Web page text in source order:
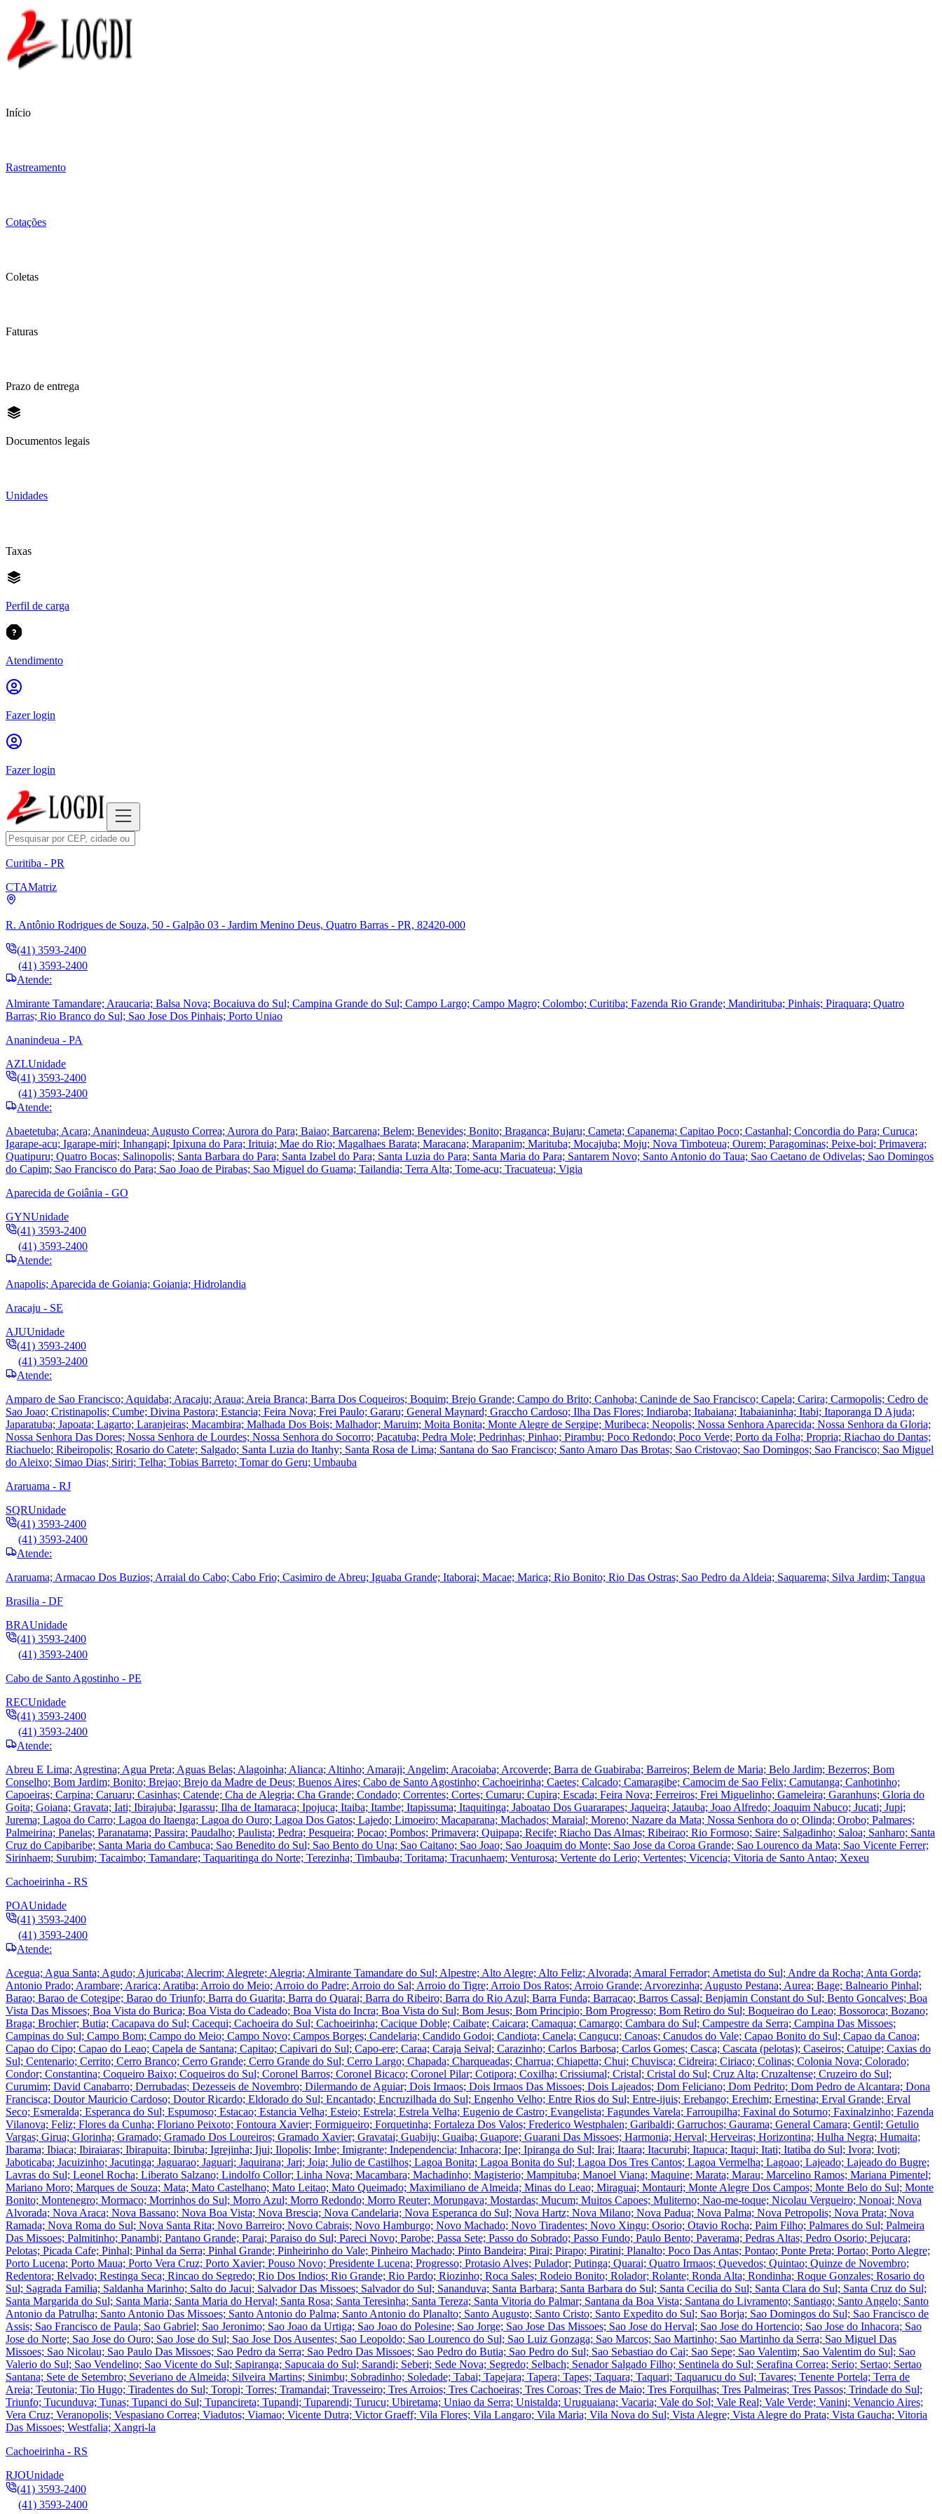
Início
Rastreamento
Cotações
Coletas
Faturas
Prazo de entrega
Documentos legais
Unidades
Taxas
Perfil de carga
Atendimento
Fazer login
Fazer login
Curitiba - PR
CTAMatriz
R. Antônio Rodrigues de Souza, 50 - Galpão 03 - Jardim Menino Deus, Quatro Barras - PR, 82420-000
(41) 3593-2400
(41) 3593-2400
Atende:
Almirante Tamandare; Araucaria; Balsa Nova; Bocaiuva do Sul; Campina Grande do Sul; Campo Largo; Campo Magro; Colombo; Curitiba; Fazenda Rio Grande; Mandirituba; Pinhais; Piraquara; Quatro
Barras; Rio Branco do Sul; Sao Jose Dos Pinhais; Porto Uniao
Ananindeua - PA
AZLUnidade
(41) 3593-2400
(41) 3593-2400
Atende:
Abaetetuba; Acara; Ananindeua; Augusto Correa; Aurora do Para; Baiao; Barcarena; Belem; Benevides; Bonito; Braganca; Bujaru; Cameta; Capanema; Capitao Poco; Castanhal; Concordia do Para; Curuca;
Igarape-acu; Igarape-miri; Inhangapi; Ipixuna do Para; Irituia; Mae do Rio; Magalhaes Barata; Maracana; Marapanim; Marituba; Mocajuba; Moju; Nova Timboteua; Ourem; Paragominas; Peixe-boi; Primavera;
Quatipuru; Quatro Bocas; Salinopolis; Santa Barbara do Para; Santa Izabel do Para; Santa Luzia do Para; Santa Maria do Para; Santarem Novo; Santo Antonio do Taua; Sao Caetano de Odivelas; Sao Domingos
do Capim; Sao Francisco do Para; Sao Joao de Pirabas; Sao Miguel do Guama; Tailandia; Terra Alta; Tome-acu; Tracuateua; Vigia
Aparecida de Goiânia - GO
GYNUnidade
(41) 3593-2400
(41) 3593-2400
Atende:
Anapolis; Aparecida de Goiania; Goiania; Hidrolandia
Aracaju - SE
AJUUnidade
(41) 3593-2400
(41) 3593-2400
Atende:
Amparo de Sao Francisco; Aquidaba; Aracaju; Araua; Areia Branca; Barra Dos Coqueiros; Boquim; Brejo Grande; Campo do Brito; Canhoba; Caninde de Sao Francisco; Capela; Carira; Carmopolis; Cedro de
Sao Joao; Cristinapolis; Cumbe; Divina Pastora; Estancia; Feira Nova; Frei Paulo; Gararu; General Maynard; Graccho Cardoso; Ilha Das Flores; Indiaroba; Itabaiana; Itabaianinha; Itabi; Itaporanga D Ajuda;
Japaratuba; Japoata; Lagarto; Laranjeiras; Macambira; Malhada Dos Bois; Malhador; Maruim; Moita Bonita; Monte Alegre de Sergipe; Muribeca; Neopolis; Nossa Senhora Aparecida; Nossa Senhora da Gloria;
Nossa Senhora Das Dores; Nossa Senhora de Lourdes; Nossa Senhora do Socorro; Pacatuba; Pedra Mole; Pedrinhas; Pinhao; Pirambu; Poco Redondo; Poco Verde; Porto da Folha; Propria; Riachao do Dantas;
Riachuelo; Ribeiropolis; Rosario do Catete; Salgado; Santa Luzia do Itanhy; Santa Rosa de Lima; Santana do Sao Francisco; Santo Amaro Das Brotas; Sao Cristovao; Sao Domingos; Sao Francisco; Sao Miguel
do Aleixo; Simao Dias; Siriri; Telha; Tobias Barreto; Tomar do Geru; Umbauba
Araruama - RJ
SQRUnidade
(41) 3593-2400
(41) 3593-2400
Atende:
Araruama; Armacao Dos Buzios; Arraial do Cabo; Cabo Frio; Casimiro de Abreu; Iguaba Grande; Itaborai; Macae; Marica; Rio Bonito; Rio Das Ostras; Sao Pedro da Aldeia; Saquarema; Silva Jardim; Tangua
Brasilia - DF
BRAUnidade
(41) 3593-2400
(41) 3593-2400
Cabo de Santo Agostinho - PE
RECUnidade
(41) 3593-2400
(41) 3593-2400
Atende:
Abreu E Lima; Agrestina; Agua Preta; Aguas Belas; Alagoinha; Alianca; Altinho; Amaraji; Angelim; Aracoiaba; Arcoverde; Barra de Guabiraba; Barreiros; Belem de Maria; Belo Jardim; Bezerros; Bom
Conselho; Bom Jardim; Bonito; Brejao; Brejo da Madre de Deus; Buenos Aires; Cabo de Santo Agostinho; Cachoeirinha; Caetes; Calcado; Camaragibe; Camocim de Sao Felix; Camutanga; Canhotinho;
Capoeiras; Carpina; Caruaru; Casinhas; Catende; Cha de Alegria; Cha Grande; Condado; Correntes; Cortes; Cumaru; Cupira; Escada; Feira Nova; Ferreiros; Frei Miguelinho; Gameleira; Garanhuns; Gloria do
Goita; Goiana; Gravata; Iati; Ibirajuba; Igarassu; Ilha de Itamaraca; Ipojuca; Itaiba; Itambe; Itapissuma; Itaquitinga; Jaboatao Dos Guararapes; Jaqueira; Jatauba; Joao Alfredo; Joaquim Nabuco; Jucati; Jupi;
Jurema; Lagoa do Carro; Lagoa do Itaenga; Lagoa do Ouro; Lagoa Dos Gatos; Lajedo; Limoeiro; Macaparana; Machados; Maraial; Moreno; Nazare da Mata; Nossa Senhora do o; Olinda; Orobo; Palmares;
Palmeirina; Panelas; Paranatama; Passira; Paudalho; Paulista; Pedra; Pesqueira; Pocao; Pombos; Primavera; Quipapa; Recife; Riacho Das Almas; Ribeirao; Rio Formoso; Saire; Salgadinho; Saloa; Sanharo; Santa
Cruz do Capibaribe; Santa Maria do Cambuca; Sao Benedito do Sul; Sao Bento do Una; Sao Caitano; Sao Joao; Sao Joaquim do Monte; Sao Jose da Coroa Grande; Sao Lourenco da Mata; Sao Vicente Ferrer;
Sirinhaem; Surubim; Tacaimbo; Tamandare; Taquaritinga do Norte; Terezinha; Timbauba; Toritama; Tracunhaem; Venturosa; Vertente do Lerio; Vertentes; Vicencia; Vitoria de Santo Antao; Xexeu
Cachoeirinha - RS
POAUnidade
(41) 3593-2400
(41) 3593-2400
Atende:
Acegua; Agua Santa; Agudo; Ajuricaba; Alecrim; Alegrete; Alegria; Almirante Tamandare do Sul; Alpestre; Alto Alegre; Alto Feliz; Alvorada; Amaral Ferrador; Ametista do Sul; Andre da Rocha; Anta Gorda;
Antonio Prado; Arambare; Ararica; Aratiba; Arroio do Meio; Arroio do Padre; Arroio do Sal; Arroio do Tigre; Arroio Dos Ratos; Arroio Grande; Arvorezinha; Augusto Pestana; Aurea; Bage; Balneario Pinhal;
Barao; Barao de Cotegipe; Barao do Triunfo; Barra do Guarita; Barra do Quarai; Barra do Ribeiro; Barra do Rio Azul; Barra Funda; Barracao; Barros Cassal; Benjamin Constant do Sul; Bento Goncalves; Boa
Vista Das Missoes; Boa Vista do Burica; Boa Vista do Cadeado; Boa Vista do Incra; Boa Vista do Sul; Bom Jesus; Bom Principio; Bom Progresso; Bom Retiro do Sul; Boqueirao do Leao; Bossoroca; Bozano;
Braga; Brochier; Butia; Cacapava do Sul; Cacequi; Cachoeira do Sul; Cachoeirinha; Cacique Doble; Caibate; Caicara; Camaqua; Camargo; Cambara do Sul; Campestre da Serra; Campina Das Missoes;
Campinas do Sul; Campo Bom; Campo do Meio; Campo Novo; Campos Borges; Candelaria; Candido Godoi; Candiota; Canela; Cangucu; Canoas; Canudos do Vale; Capao Bonito do Sul; Capao da Canoa;
Capao do Cipo; Capao do Leao; Capela de Santana; Capitao; Capivari do Sul; Capo-ere; Caraa; Caraja Seival; Carazinho; Carlos Barbosa; Carlos Gomes; Casca; Cascata (pelotas); Caseiros; Catuipe; Caxias do
Sul; Centenario; Cerrito; Cerro Branco; Cerro Grande; Cerro Grande do Sul; Cerro Largo; Chapada; Charqueadas; Charrua; Chiapetta; Chui; Chuvisca; Cidreira; Ciriaco; Colinas; Colonia Nova; Colorado;
Condor; Constantina; Coqueiro Baixo; Coqueiros do Sul; Coronel Barros; Coronel Bicaco; Coronel Pilar; Cotipora; Coxilha; Crissiumal; Cristal; Cristal do Sul; Cruz Alta; Cruzaltense; Cruzeiro do Sul;
Curumim; David Canabarro; Derrubadas; Dezesseis de Novembro; Dilermando de Aguiar; Dois Irmaos; Dois Irmaos Das Missoes; Dois Lajeados; Dom Feliciano; Dom Pedrito; Dom Pedro de Alcantara; Dona
Francisca; Doutor Mauricio Cardoso; Doutor Ricardo; Eldorado do Sul; Encantado; Encruzilhada do Sul; Engenho Velho; Entre Rios do Sul; Entre-ijuis; Erebango; Erechim; Ernestina; Erval Grande; Erval
Seco; Esmeralda; Esperanca do Sul; Espumoso; Estacao; Estancia Velha; Esteio; Estrela; Estrela Velha; Eugenio de Castro; Evangelista; Fagundes Varela; Farroupilha; Faxinal do Soturno; Faxinalzinho; Fazenda
Vilanova; Feliz; Flores da Cunha; Floriano Peixoto; Fontoura Xavier; Formigueiro; Forquetinha; Fortaleza Dos Valos; Frederico Westphalen; Garibaldi; Garruchos; Gaurama; General Camara; Gentil; Getulio
Vargas; Girua; Glorinha; Gramado; Gramado Dos Loureiros; Gramado Xavier; Gravatai; Guabiju; Guaiba; Guapore; Guarani Das Missoes; Harmonia; Herval; Herveiras; Horizontina; Hulha Negra; Humaita;
Ibarama; Ibiaca; Ibiraiaras; Ibirapuita; Ibiruba; Igrejinha; Ijui; Ilopolis; Imbe; Imigrante; Independencia; Inhacora; Ipe; Ipiranga do Sul; Irai; Itaara; Itacurubi; Itapuca; Itaqui; Itati; Itatiba do Sul; Ivora; Ivoti;
Jaboticaba; Jacuizinho; Jacutinga; Jaguarao; Jaguari; Jaquirana; Jari; Joia; Julio de Castilhos; Lagoa Bonita; Lagoa Bonita do Sul; Lagoa Dos Tres Cantos; Lagoa Vermelha; Lagoao; Lajeado; Lajeado do Bugre;
Lavras do Sul; Leonel Rocha; Liberato Salzano; Lindolfo Collor; Linha Nova; Macambara; Machadinho; Magisterio; Mampituba; Manoel Viana; Maquine; Marata; Marau; Marcelino Ramos; Mariana Pimentel;
Mariano Moro; Marques de Souza; Mata; Mato Castelhano; Mato Leitao; Mato Queimado; Maximiliano de Almeida; Minas do Leao; Miraguai; Montauri; Monte Alegre Dos Campos; Monte Belo do Sul; Monte
Bonito; Montenegro; Mormaco; Morrinhos do Sul; Morro Azul; Morro Redondo; Morro Reuter; Morungava; Mostardas; Mucum; Muitos Capoes; Muliterno; Nao-me-toque; Nicolau Vergueiro; Nonoai; Nova
Alvorada; Nova Araca; Nova Bassano; Nova Boa Vista; Nova Brescia; Nova Candelaria; Nova Esperanca do Sul; Nova Hartz; Nova Milano; Nova Padua; Nova Palma; Nova Petropolis; Nova Prata; Nova
Ramada; Nova Roma do Sul; Nova Santa Rita; Novo Barreiro; Novo Cabrais; Novo Hamburgo; Novo Machado; Novo Tiradentes; Novo Xingu; Osorio; Otavio Rocha; Paim Filho; Palmares do Sul; Palmeira
Das Missoes; Palmitinho; Panambi; Pantano Grande; Parai; Paraiso do Sul; Pareci Novo; Parobe; Passa Sete; Passo do Sobrado; Passo Fundo; Paulo Bento; Paverama; Pedras Altas; Pedro Osorio; Pejucara;
Pelotas; Picada Cafe; Pinhal; Pinhal da Serra; Pinhal Grande; Pinheirinho do Vale; Pinheiro Machado; Pinto Bandeira; Pirai; Pirapo; Piratini; Planalto; Poco Das Antas; Pontao; Ponte Preta; Portao; Porto Alegre;
Porto Lucena; Porto Maua; Porto Vera Cruz; Porto Xavier; Pouso Novo; Presidente Lucena; Progresso; Protasio Alves; Pulador; Putinga; Quarai; Quatro Irmaos; Quevedos; Quintao; Quinze de Novembro;
Redentora; Relvado; Restinga Seca; Rincao do Segredo; Rio Dos Indios; Rio Grande; Rio Pardo; Riozinho; Roca Sales; Rodeio Bonito; Rolador; Rolante; Ronda Alta; Rondinha; Roque Gonzales; Rosario do
Sul; Sagrada Familia; Saldanha Marinho; Salto do Jacui; Salvador Das Missoes; Salvador do Sul; Sananduva; Santa Barbara; Santa Barbara do Sul; Santa Cecilia do Sul; Santa Clara do Sul; Santa Cruz do Sul;
Santa Margarida do Sul; Santa Maria; Santa Maria do Herval; Santa Rosa; Santa Teresinha; Santa Tereza; Santa Vitoria do Palmar; Santana da Boa Vista; Santana do Livramento; Santiago; Santo Angelo; Santo
Antonio da Patrulha; Santo Antonio Das Missoes; Santo Antonio do Palma; Santo Antonio do Planalto; Santo Augusto; Santo Cristo; Santo Expedito do Sul; Sao Borja; Sao Domingos do Sul; Sao Francisco de
Assis; Sao Francisco de Paula; Sao Gabriel; Sao Jeronimo; Sao Joao da Urtiga; Sao Joao do Polesine; Sao Jorge; Sao Jose Das Missoes; Sao Jose do Herval; Sao Jose do Hortencio; Sao Jose do Inhacora; Sao
Jose do Norte; Sao Jose do Ouro; Sao Jose do Sul; Sao Jose Dos Ausentes; Sao Leopoldo; Sao Lourenco do Sul; Sao Luiz Gonzaga; Sao Marcos; Sao Martinho; Sao Martinho da Serra; Sao Miguel Das
Missoes; Sao Nicolau; Sao Paulo Das Missoes; Sao Pedro da Serra; Sao Pedro Das Missoes; Sao Pedro do Butia; Sao Pedro do Sul; Sao Sebastiao do Cai; Sao Sepe; Sao Valentim; Sao Valentim do Sul; Sao
Valerio do Sul; Sao Vendelino; Sao Vicente do Sul; Sapiranga; Sapucaia do Sul; Sarandi; Seberi; Sede Nova; Segredo; Selbach; Senador Salgado Filho; Sentinela do Sul; Serafina Correa; Serio; Sertao; Sertao
Santana; Sete de Setembro; Severiano de Almeida; Silveira Martins; Sinimbu; Sobradinho; Soledade; Tabai; Tapejara; Tapera; Tapes; Taquara; Taquari; Taquarucu do Sul; Tavares; Tenente Portela; Terra de
Areia; Teutonia; Tio Hugo; Tiradentes do Sul; Toropi; Torres; Tramandai; Travesseiro; Tres Arroios; Tres Cachoeiras; Tres Coroas; Tres de Maio; Tres Forquilhas; Tres Palmeiras; Tres Passos; Trindade do Sul;
Triunfo; Tucunduva; Tunas; Tupanci do Sul; Tupancireta; Tupandi; Tuparendi; Turucu; Ubiretama; Uniao da Serra; Unistalda; Uruguaiana; Vacaria; Vale do Sol; Vale Real; Vale Verde; Vanini; Venancio Aires;
Vera Cruz; Veranopolis; Vespasiano Correa; Viadutos; Viamao; Vicente Dutra; Victor Graeff; Vila Flores; Vila Langaro; Vila Maria; Vila Nova do Sul; Vista Alegre; Vista Alegre do Prata; Vista Gaucha; Vitoria
Das Missoes; Westfalia; Xangri-la
Cachoeirinha - RS
RJOUnidade
(41) 3593-2400
(41) 3593-2400